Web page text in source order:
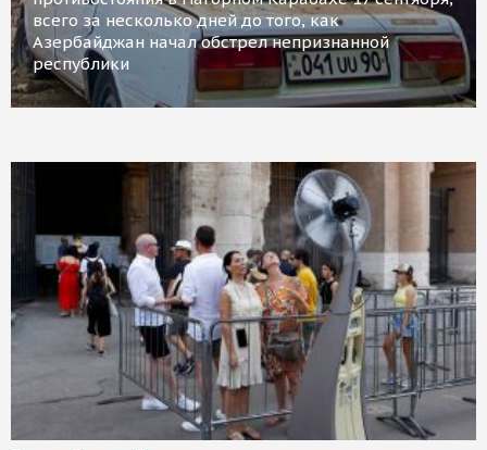
всего за несколько дней до того, как
Азербайджан начал обстрел непризнанной
республики